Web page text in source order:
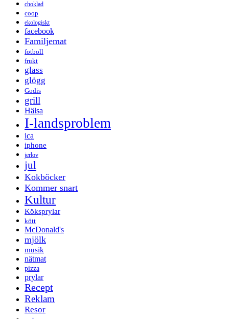
choklad
coop
ekologiskt
facebook
Familjemat
fotboll
frukt
glass
glögg
Godis
grill
Hälsa
I-landsproblem
ica
iphone
jerlov
jul
Kokböcker
Kommer snart
Kultur
Köksprylar
kött
McDonald's
mjölk
musik
nätmat
pizza
prylar
Recept
Reklam
Resor